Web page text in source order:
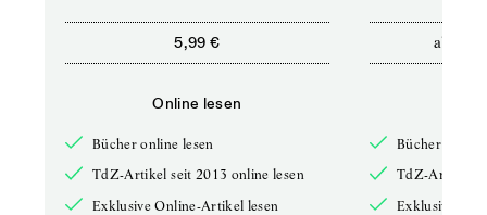
5,99 €
Online lesen
Bücher online lesen
TdZ-Artikel seit 2013 online lesen
Exklusive Online-Artikel lesen
ab
Bücher online
TdZ-Artikel
Exklusive